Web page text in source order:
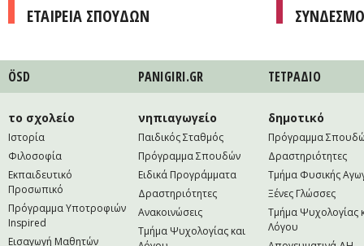
ΕΤΑΙΡΕΙΑ ΣΠΟΥΔΩΝ
ÖSD PANIGIRI.GR ΤΕΤΡAΔΙΟ
το σχολείο
Ιστορία
Φιλοσοφία
Εκπαιδευτικό
Προσωπικό
Πρόγραμμα Υποτροφιών
Inspired
Εισαγωγή Μαθητών
νηπιαγωγείο
Παιδικός Σταθμός
Πρόγραμμα Σπουδών
Ειδικά Προγράμματα
Δραστηριότητες
Ανακοινώσεις
Τμήμα Ψυχολογίας και
δημοτικό
Πρόγραμμα
Δραστηριότητες
Τμήμα Φυσικής
Ξένες Γλώσσες
Τμήμα Ψυχολογίας
Λόγου